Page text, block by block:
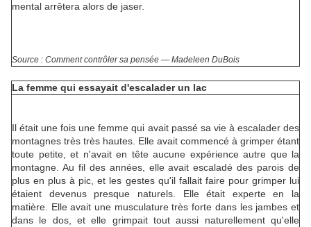
mental arrêtera alors de jaser.
Source : Comment contrôler sa pensée — Madeleen DuBois
La femme qui essayait d'escalader un lac
Il était une fois une femme qui avait passé sa vie à escalader des
montagnes très très hautes. Elle avait commencé à grimper étant
toute petite, et n'avait en tête aucune expérience autre que la
montagne. Au fil des années, elle avait escaladé des parois de
plus en plus à pic, et les gestes qu'il fallait faire pour grimper lui
étaient devenus presque naturels. Elle était experte en la
matière. Elle avait une musculature très forte dans les jambes et
dans le dos, et elle grimpait tout aussi naturellement qu'elle